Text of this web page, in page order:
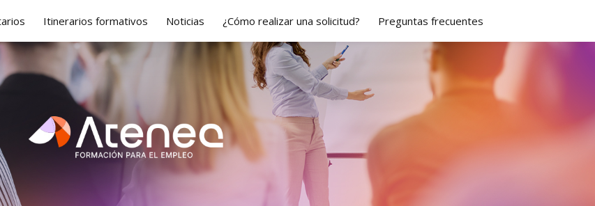
Itinerarios formativos Noticias ¿Cómo realizar una solicitud? Preguntas frecuentes